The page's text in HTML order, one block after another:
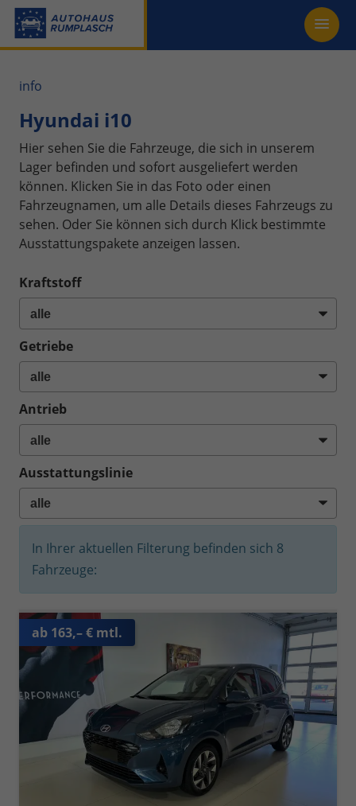
info
Hyundai i10
Hier sehen Sie die Fahrzeuge, die sich in unserem
Lager befinden und sofort ausgeliefert werden
können. Klicken Sie in das Foto oder einen
Fahrzeugnamen, um alle Details dieses Fahrzeugs zu
sehen. Oder Sie können sich durch Klick bestimmte
Ausstattungspakete anzeigen lassen.
Kraftstoff
Getriebe
Antrieb
Ausstattungslinie
In Ihrer aktuellen Filterung befinden sich 8
Fahrzeuge:
ab 163,– € mtl.